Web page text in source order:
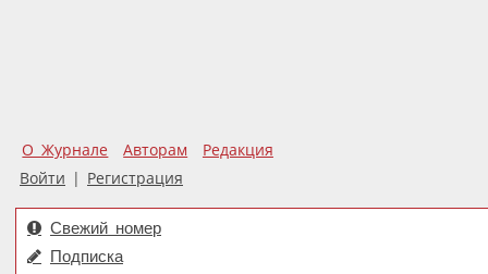
О Журнале Авторам
Редакция
Войти | Регистрация
Свежий номер
Подписка